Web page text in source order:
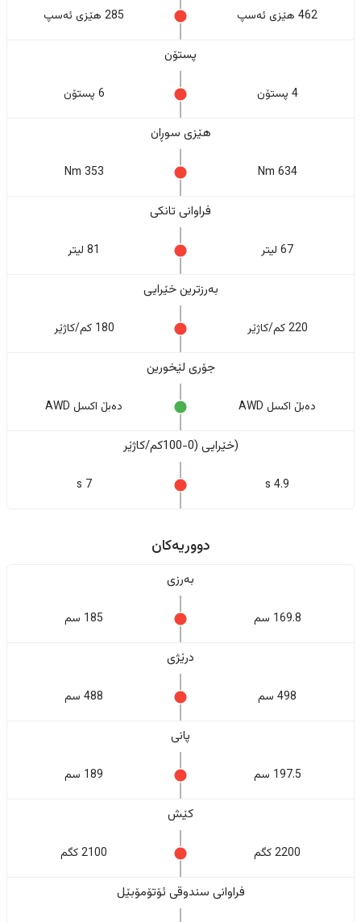
462 هێزی ئەسپ 285 هێزی ئەسپ
پستۆن
4 پستۆن 6 پستۆن
هێزی سوڕان
634 Nm
353 Nm
فراوانی تانکی
67 لیتر 81 لیتر
بەرزترین خێرایی
220 کم/کاژێر 180 کم/کاژێر
جۆری لێخورین
دەبڵ اکسل AWD دەبڵ اکسل AWD
(خێرایی (0-100کم/کاژێر
4.9 s
7 s
دووریەکان
بەرزی
169.8 سم 185 سم
درێژی
498 سم 488 سم
پانی
197.5 سم 189 سم
کێش
2200 کگم 2100 کگم
فراوانی سندوقی ئۆتۆمۆبێل